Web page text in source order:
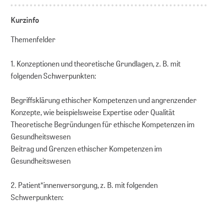
Kurzinfo
Themenfelder
1. Konzeptionen und theoretische Grundlagen, z. B. mit
folgenden Schwerpunkten:
Begriffsklärung ethischer Kompetenzen und angrenzender
Konzepte, wie beispielsweise Expertise oder Qualität
Theoretische Begründungen für ethische Kompetenzen im
Gesundheitswesen
Beitrag und Grenzen ethischer Kompetenzen im
Gesundheitswesen
2. Patient*innenversorgung, z. B. mit folgenden
Schwerpunkten: